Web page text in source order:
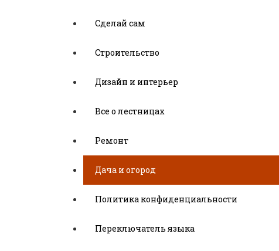
Сделай сам
Строительство
Дизайн и интерьер
Все о лестницах
Ремонт
Дача и огород
Политика конфиденциальности
Переключатель языка